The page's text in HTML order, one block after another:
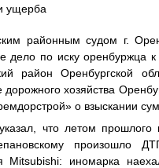
ущерба
районным судом г.
дело по иску оренбуржца
район Оренбургской
дорожного хозяйства
о взыскании
что летом прошлого
произошло
Mitsubishi: иномарка